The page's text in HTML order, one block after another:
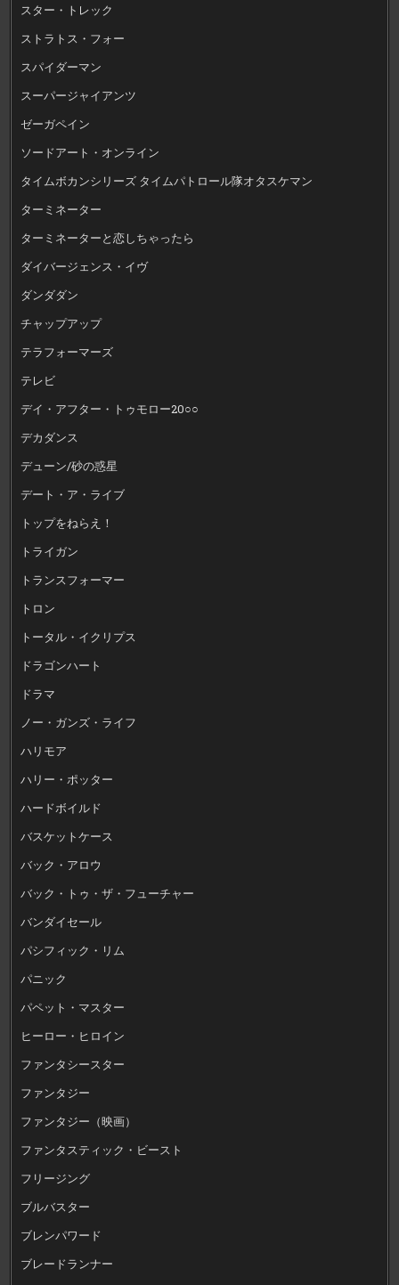
スター・トレック
ストラトス・フォー
スパイダーマン
スーパージャイアンツ
ゼーガペイン
ソードアート・オンライン
タイムボカンシリーズ タイムパトロール隊オタスケマン
ターミネーター
ターミネーターと恋しちゃったら
ダイバージェンス・イヴ
ダンダダン
チャップアップ
テラフォーマーズ
テレビ
デイ・アフター・トゥモロー20○○
デカダンス
デューン/砂の惑星
デート・ア・ライブ
トップをねらえ！
トライガン
トランスフォーマー
トロン
トータル・イクリプス
ドラゴンハート
ドラマ
ノー・ガンズ・ライフ
ハリモア
ハリー・ポッター
ハードボイルド
バスケットケース
バック・アロウ
バック・トゥ・ザ・フューチャー
バンダイセール
パシフィック・リム
パニック
パペット・マスター
ヒーロー・ヒロイン
ファンタシースター
ファンタジー
ファンタジー（映画）
ファンタスティック・ビースト
フリージング
ブルバスター
ブレンパワード
ブレードランナー